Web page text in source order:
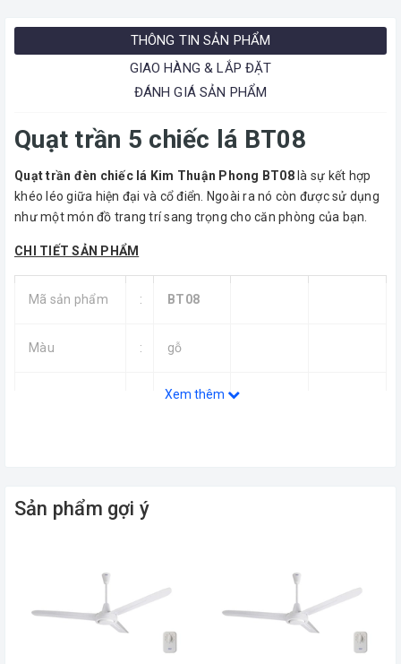
THÔNG TIN SẢN PHẨM
GIAO HÀNG & LẮP ĐẶT
ĐÁNH GIÁ SẢN PHẨM
Quạt trần 5 chiếc lá BT08
Quạt trần đèn chiếc lá Kim Thuận Phong BT08là sự kết hợp
khéo léo giữa hiện đại và cổ điển. Ngoài ra nó còn được sử dụng
như một món đồ trang trí sang trọng cho căn phòng của bạn.
CHI TIẾT SẢN PHẨM
Mã sản phẩm : BT08
Màu : gỗ
Hộp số
Xem thêm
Sản phẩm gợi ý